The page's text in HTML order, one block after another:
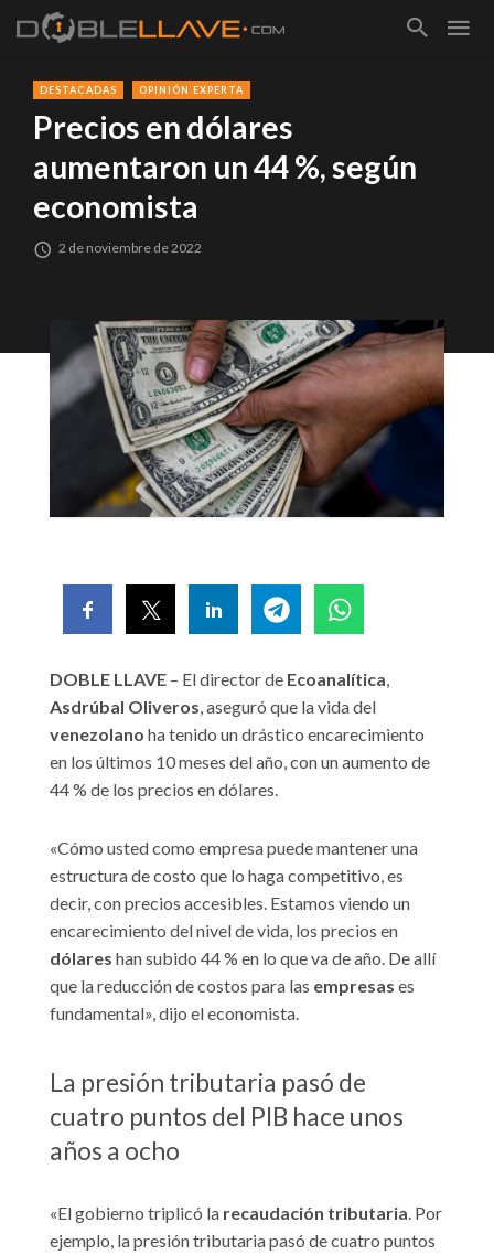
DESTACADAS OPINIÓN EXPERTA
Precios en dólares
aumentaron un 44 %, según
economista
2 de noviembre de 2022
DOBLE LLAVE – El director de Ecoanalítica,
Asdrúbal Oliveros, aseguró que la vida del
venezolano ha tenido un drástico encarecimiento
en los últimos 10 meses del año, con un aumento de
44 % de los precios en dólares.
«Cómo usted como empresa puede mantener una
estructura de costo que lo haga competitivo, es
decir, con precios accesibles. Estamos viendo un
encarecimiento del nivel de vida, los precios en
dólares han subido 44 % en lo que va de año. De allí
que la reducción de costos para las empresas es
fundamental», dijo el economista.
La presión tributaria pasó de
cuatro puntos del PIB hace unos
años a ocho
«El gobierno triplicó la recaudación tributaria . Por
ejemplo, la presión tributaria pasó de cuatro puntos